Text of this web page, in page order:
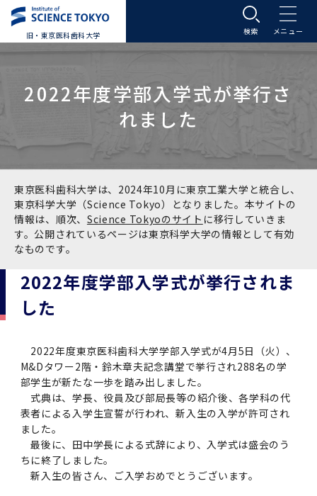
旧・東京医科歯科大学
大学案内トップ
学長メッセージ
基本理念・沿革
基本理念・沿革トップ
沿革
建物沿革
歴代校長及び学長
学生歌
ブランド
東京医科歯科大学の特色
学問と教育の聖地 湯島に建つ東京医科歯科大
学
教育について
研究について
医療について
東京医科歯科大学の誓い
アクセストップ
キャンパスマップ
運営組織
運営組織トップ
大学組織一覧
学長・役員
副学長
広報誌・刊行物
広報誌・刊行物トップ
大学紹介動画
大学紹介動画トップ
大学概要（冊子）
大学の計画と評価
大学の計画と評価トップ
大学評価の制度について
四大学連合
四大学連合トップ
情報公開・個人情報
入学案内
入学案内トップ
大学案内
学部受験生向け「大学案内」（冊子）
学部入学案内トップ
アドミッション・ポリシー
入試制度
入試制度トップ
学部入試の変更点（予告）
学部などについて
学部などについてトップ
学生生活などについて
大学院入学案内
大学院入学案内トップ
募集要項
募集要項トップ
医歯学総合研究科
WEB出願
アドミッション・ポリシー
聴講生・科目等履修生および大学院研究生募集
聴講生・科目等履修生および大学院研究生募集
トップ
医学部
歯学部
入学に関するお問い合わせ窓口
学生生活
学生生活トップ
Science Tokyo SPRING (医歯学系)
今後の博士学生向け支援制度について
令和8年度（2026年度）総合知と癒しの次世代
フロントランナー育成プログラム Science
Tokyo Post-SPRING(医歯学系)春募集につい
て
令和7年度（2025年度）「総合知と癒しの次世
代フロントランナー育成プログラム Science
Tokyo SPRING(医歯学系)」対象学生の春募集
Science Tokyo BOOST (医歯学系)トップ
令和8年度（2026年度）トップレベルAI研究の
ための共創型エキスパート人材育成プログラム
対象学生（Science Tokyo BOOST（医歯学
系）生）の募集について
令和7年度トップレベルAI研究のための共創型
エキスパート人材育成プログラム対象学生（医
歯学系-BOOST生）の募集について
CS（クリニシャン・サイエンティスト）養成支
CS（クリニシャン・サイエンティスト）養成支
援制度トップ
令和８年度（2026年度）CS（クリニシャン・
サイエンティスト）養成支援制度の募集につい
て
授業・カリキュラム
授業・カリキュラムトップ
四大学連合･複合領域コース
教育要項（学部シラバス）
入学料・授業料・奨学金
入学料・授業料・奨学金トップ
授業料・入学料・検定料
留学情報
学生生活サポート
教育研究組織等
教育研究組織等トップ
教育理念トップ
ポリシー
ポリシートップ
医学部（医学科･保健衛生学科）
歯学部（歯学科･口腔保健学科）
医学部（医学科･保健衛生学科）
医学部（医学科･保健衛生学科）トップ
医学科
歯学部（歯学科･口腔保健学科）
歯学部（歯学科･口腔保健学科）トップ
大学院医歯学総合研究科
医学部（医学科･保健衛生学科）
歯学部（歯学科･口腔保健学科）
教養部
教養部トップ
公開講座・公開シンポジウム・講演会等のお知
らせ
大学院医歯学総合研究科
大学院医歯学総合研究科トップ
大学院保健衛生学研究科
大学病院
医科（医系診療部門）
歯科（歯系診療部門）
研究・連携トップ
外部資金
外部資金トップ
研究費獲得支援
産学官連携
研究手続き
研究手続きトップ
倫理審査申請システム
研究活動
研究活動トップ
研究組織
国際交流
大学基金
受験生 在学生
卒業生
企業・研究者・一般の方
アクセス 学内サイト
2022年度学部入学式が挙行さ
れました
東京医科歯科大学は、2024年10月に東京工業大学と統合し、
東京科学大学（Science Tokyo）となりました。本サイトの
情報は、順次、 Science Tokyoのサイト に移行していきま
す。公開されているページは東京科学大学の情報として有効
なものです。
2022年度学部入学式が挙行されま
した
2022年度東京医科歯科大学学部入学式が4月5日（火）、
M&Dタワー2階・鈴木章夫記念講堂で挙行され288名の学
部学生が新たな一歩を踏み出しました。
式典は、学長、役員及び部局長等の紹介後、各学科の代
表者による入学生宣誓が行われ、新入生の入学が許可され
ました。
最後に、田中学長による式辞により、入学式は盛会のう
ちに終了しました。
新入生の皆さん、ご入学おめでとうございます。